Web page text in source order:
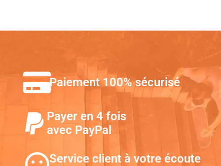
Paiement 100% sécurisé
Payer en 4 fois
avec PayPal
Service client à votre écoute